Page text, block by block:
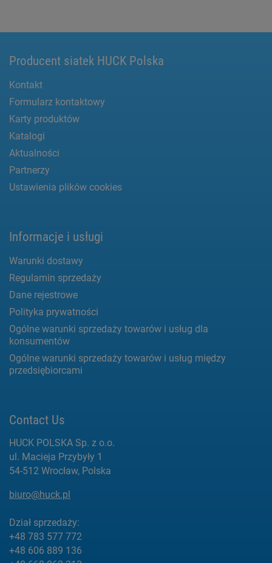
Producent siatek HUCK Polska
Kontakt
Formularz kontaktowy
Karty produktów
Katalogi
Aktualności
Partnerzy
Ustawienia plików cookies
Informacje i usługi
Warunki dostawy
Regulamin sprzedaży
Dane rejestrowe
Polityka prywatności
Ogólne warunki sprzedaży towarów i usług dla
konsumentów
Ogólne warunki sprzedaży towarów i usług między
przedsiębiorcami
Contact Us
HUCK POLSKA Sp. z o.o.
ul. Macieja Przybyły 1
54-512 Wrocław, Polska
biuro@huck.pl
Dział sprzedaży:
+48 783 577 772
+48 606 889 136